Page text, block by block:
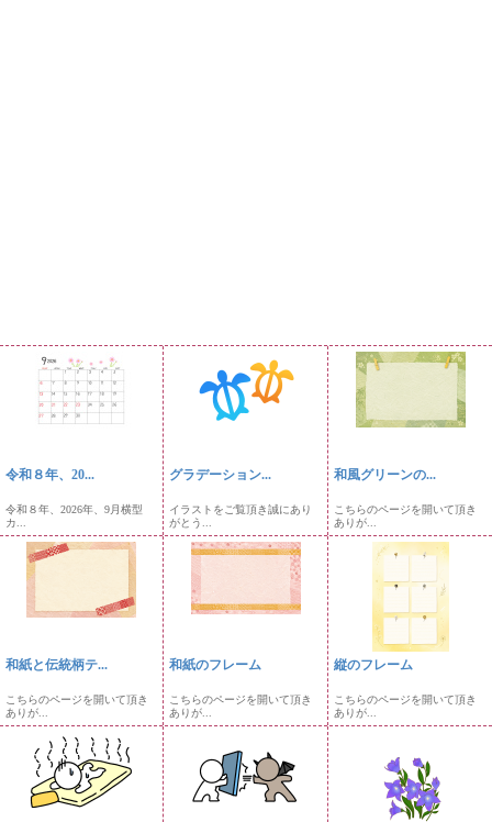
令和８年、20...
令和８年、2026年、9月横型
カ...
グラデーション...
イラストをご覧頂き誠にあり
がとう...
和風グリーンの...
こちらのページを開いて頂き
ありが...
和紙と伝統柄テ...
こちらのページを開いて頂き
ありが...
和紙のフレーム
こちらのページを開いて頂き
ありが...
縦のフレーム
こちらのページを開いて頂き
ありが...